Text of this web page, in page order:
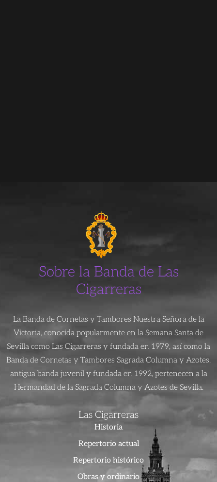
Sobre la Banda de Las
Cigarreras
La Banda de Cornetas y Tambores Nuestra Señora de la
Victoria, conocida popularmente en la Semana Santa de
Sevilla como Las Cigarreras y fundada en 1979, así como la
Banda de Cornetas y Tambores Sagrada Columna y Azotes,
antigua banda juvenil y fundada en 1992, pertenecen a la
Hermandad de la Sagrada Columna y Azotes de Sevilla.
Las Cigarreras
Historia
Repertorio actual
Repertorio histórico
Obras y ordinario